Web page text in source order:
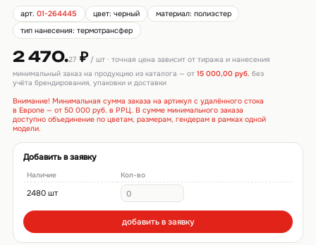
арт.01-264445 цвет: черный
материал: полиэстер
тип нанесения: термотрансфер
2 470.27₽/ шт · точная цена зависит от тиража и нанесения
минимальный заказ на продукцию из каталога — от 15 000,00 руб. без
учёта брендирования, упаковки и доставки
Внимание! Минимальная сумма заказа на артикул с удалённого стока
в Европе — от 50 000 руб. в РРЦ. В сумме минимального заказа
доступно объединение по цветам, размерам, гендерам в рамках одной
модели.
Добавить в заявку
Наличие Кол-во
2480 шт
добавить в заявку